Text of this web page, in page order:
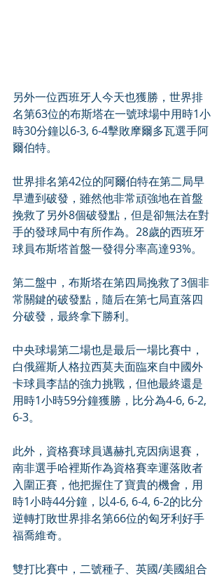
另外一位西班牙人今天也獲勝，世界排
名第63位的布斯塔在一號球場中用時1小
時30分鐘以6-3, 6-4擊敗摩爾多瓦選手阿
爾伯特。
世界排名第42位的阿爾伯特在第二局早
早遭到破發，雖然他非常頑強地在首盤
挽救了另外8個破發點，但是卻無法在對
手的發球局中有所作為。28歲的西班牙
球員布斯塔首盤一發得分率高達93%。
第二盤中，布斯塔在第四局挽救了3個非
常關鍵的破發點，隨后在第七局直落四
分破發，最終拿下勝利。
中央球場第二場也是最后一場比賽中，
白俄羅斯人格拉西莫夫面臨來自中國外
卡球員李喆的強力挑戰，但他最終還是
用時1小時59分鐘獲勝，比分為4-6, 6-2,
6-3。
此外，資格賽球員邁赫扎克因病退賽，
南非選手哈裡斯作為資格賽幸運落敗者
入圍正賽，他把握住了寶貴的機會，用
時1小時44分鐘，以4-6, 6-4, 6-2的比分
逆轉打敗世界排名第66位的匈牙利好手
福喬維奇。
雙打比賽中，二號種子、英國/美國組合